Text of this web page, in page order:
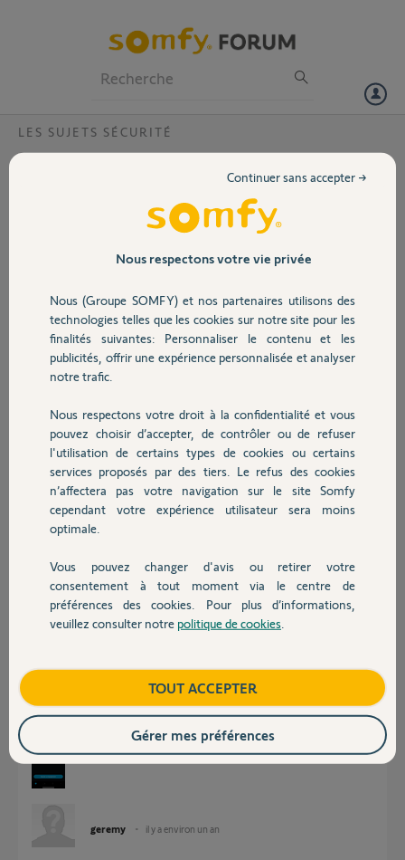
Volet
Sécurité
Domotique
Chauffage
Autres produits
Devis avec un pro
Contact
LES SUJETS SÉCURITÉ
Équipements home Keeper disparus
Depuis ce jour, mes équipements home Keeper n’apparaisse plus sur
Somfy Protect ni home Keeper pro ? Impossible de mettre mon
alarme avec l’application mais fonctionne sur centrale et avec badge
…Besoin de votre aide merciiiii
Merci,
geremy
il y a environ un an
Réponses
Bonsoir Geremy
Dans l'application Somfy Protect
Sur le premier écran en haut vous avez le nom du site d'installation.
Vous allez ainsi voir si il y a un autre site sur lequel il faudra cliquer.
JACKY M. il y a environ un an
geremy il y a environ un an
Nous respectons votre vie privée
Nous (Groupe SOMFY) et nos partenaires utilisons des
technologies telles que les cookies sur notre site pour les
finalités suivantes: Personnaliser le contenu et les
publicités, offrir une expérience personnalisée et analyser
notre trafic.
Nous respectons votre droit à la confidentialité et vous
pouvez choisir d’accepter, de contrôler ou de refuser
l'utilisation de certains types de cookies ou certains
services proposés par des tiers. Le refus des cookies
n’affectera pas votre navigation sur le site Somfy
cependant votre expérience utilisateur sera moins
optimale.
Vous pouvez changer d'avis ou retirer votre
consentement à tout moment via le centre de
préférences des cookies. Pour plus d’informations,
veuillez consulter notre politique de cookies
Continuer sans accepter →
TOUT ACCEPTER
Gérer mes préférences